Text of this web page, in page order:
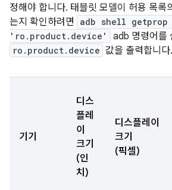
정해야 합니다. 태블릿 모델이 허용 목록
는지 확인하려면
adb shell
'ro.product.device'
adb 명령어를
ro.product.device 값을 출력합니다.
기기
디스
플레
이
크기
(인
치)
디스플레이
크기
(픽셀)